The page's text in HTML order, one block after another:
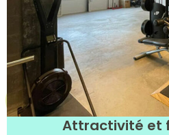
Attractivité et